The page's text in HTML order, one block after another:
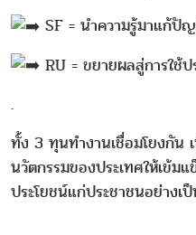
SF = นำความรู้มาแก้ปั
RU = ขยายผลสู่การใช้ป
.
ทั้ง 3 ทุนทำงานเชื่อมโยงกัน
นวัตกรรมของประเทศให้เข้ม
ประโยชน์แก่ประชาชนอย่างเ